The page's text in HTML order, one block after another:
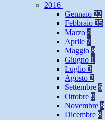
2016
Gennaio 22
Febbraio 35
Marzo 4
Aprile 7
Maggio 8
Giugno 1
Luglio 3
Agosto 2
Settembre 6
Ottobre 9
Novembre 8
Dicembre 8